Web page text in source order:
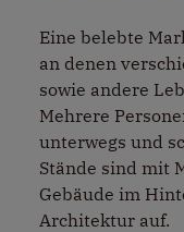
Eine belebte
an denen
sowie andere
Mehrere
unterwegs und
Stände sind mit
Gebäude im
Architektur auf.